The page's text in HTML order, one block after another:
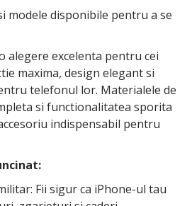
modele disponibile pentru a se
alegere excelenta pentru cei
maxima, design elegant si
telefonul lor. Materialele de
si functionalitatea sporita
indispensabil pentru
Fii sigur ca iPhone-ul tau